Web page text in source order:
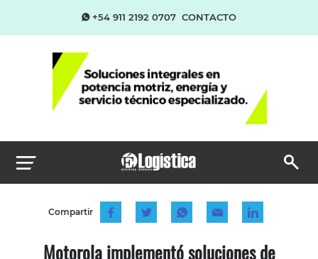
+54 911 2192 0707 CONTACTO
Compartir
Motorola implementó soluciones de